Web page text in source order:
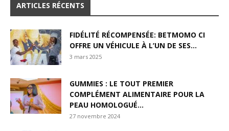
ARTICLES RÉCENTS
FIDÉLITÉ RÉCOMPENSÉE: BETMOMO CI
OFFRE UN VÉHICULE À L’UN DE SES...
3 mars 2025
GUMMIES : LE TOUT PREMIER
COMPLÉMENT ALIMENTAIRE POUR LA
PEAU HOMOLOGUÉ...
27 novembre 2024